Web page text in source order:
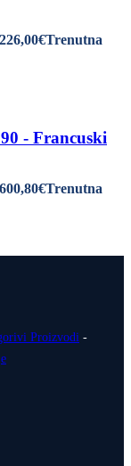
€Trenutna
- Francuski
€Trenutna
Proizvodi -